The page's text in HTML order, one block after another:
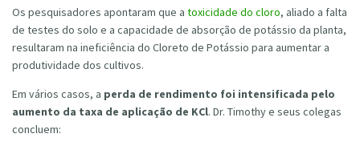
Os pesquisadores apontaram que a toxicidade do cloro, aliado a falta
de testes do solo e a capacidade de absorção de potássio da planta,
resultaram na ineficiência do Cloreto de Potássio para aumentar a
produtividade dos cultivos.
Em vários casos, a perda de rendimento foi intensificada pelo
aumento da taxa de aplicação de KCl. Dr. Timothy e seus colegas
concluem: